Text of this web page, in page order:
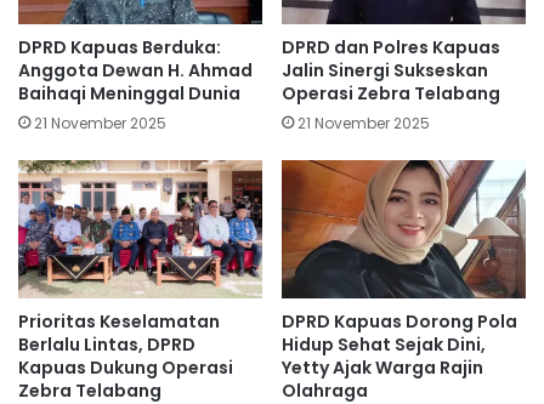
DPRD Kapuas Berduka:
Anggota Dewan H. Ahmad
Baihaqi Meninggal Dunia
21 November 2025
DPRD dan Polres Kapuas
Jalin Sinergi Sukseskan
Operasi Zebra Telabang
21 November 2025
Prioritas Keselamatan
Berlalu Lintas, DPRD
Kapuas Dukung Operasi
Zebra Telabang
DPRD Kapuas Dorong Pola
Hidup Sehat Sejak Dini,
Yetty Ajak Warga Rajin
Olahraga